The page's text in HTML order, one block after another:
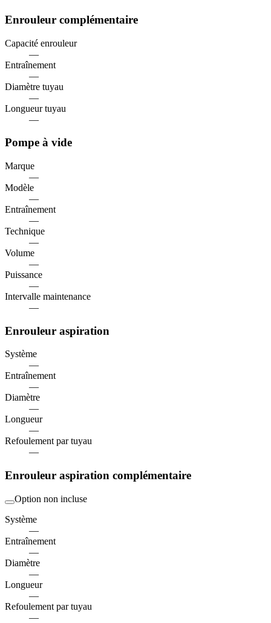
Enrouleur complémentaire
Capacité enrouleur
—
Entraînement
—
Diamètre tuyau
—
Longueur tuyau
—
Pompe à vide
Marque
—
Modèle
—
Entraînement
—
Technique
—
Volume
—
Puissance
—
Intervalle maintenance
—
Enrouleur aspiration
Système
—
Entraînement
—
Diamètre
—
Longueur
—
Refoulement par tuyau
—
Enrouleur aspiration complémentaire
Option non incluse
Système
—
Entraînement
—
Diamètre
—
Longueur
—
Refoulement par tuyau
—